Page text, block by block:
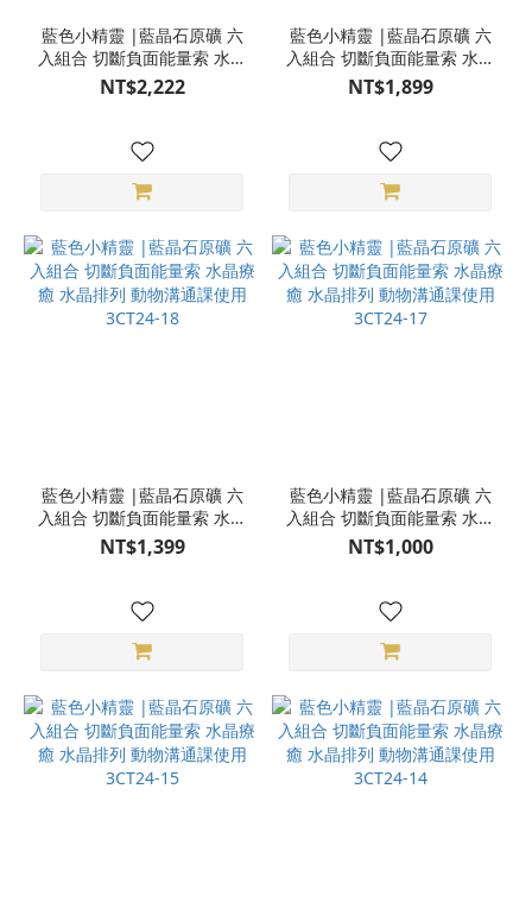
藍色小精靈 |藍晶石原礦 六
入組合 切斷負面能量索 水晶
療癒 水晶排列 動物溝通課使
用 3CT24-21
NT$2,222
藍色小精靈 |藍晶石原礦 六
入組合 切斷負面能量索 水晶
療癒 水晶排列 動物溝通課使
用 3CT24-20
NT$1,899
藍色小精靈 |藍晶石原礦 六
入組合 切斷負面能量索 水晶
療癒 水晶排列 動物溝通課使
用 3CT24-18
NT$1,399
藍色小精靈 |藍晶石原礦 六
入組合 切斷負面能量索 水晶
療癒 水晶排列 動物溝通課使
用 3CT24-17
NT$1,000